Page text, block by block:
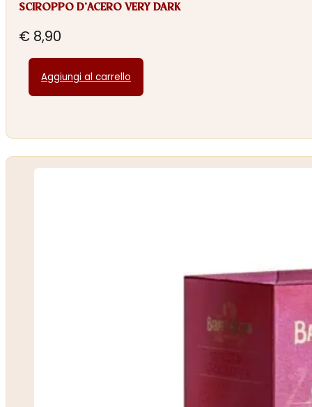
SCIROPPO D’ACERO VERY DARK
€ 8,90
Aggiungi al carrello